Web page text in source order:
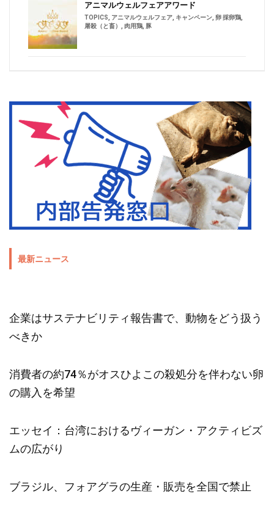
アニマルウェルフェアアワード
TOPICS アニマルウェルフェア キャンペーン 卵 採卵鶏
屠殺（と畜）
肉用鶏 豚
最新ニュース
企業はサステナビリティ報告書で、動物をどう扱う
べきか
消費者の約74％がオスひよこの殺処分を伴わない卵
の購入を希望
エッセイ：台湾におけるヴィーガン・アクティビズ
ムの広がり
ブラジル、フォアグラの生産・販売を全国で禁止